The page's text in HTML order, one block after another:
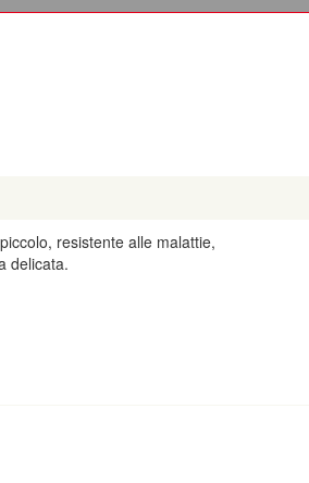
resistente alle malattie,
delicata.